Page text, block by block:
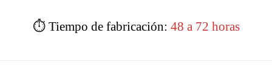
⏱️ Tiempo de fabricación: 48 a 72 horas